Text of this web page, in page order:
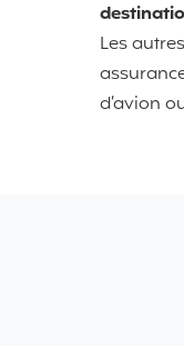
Les
d’avion